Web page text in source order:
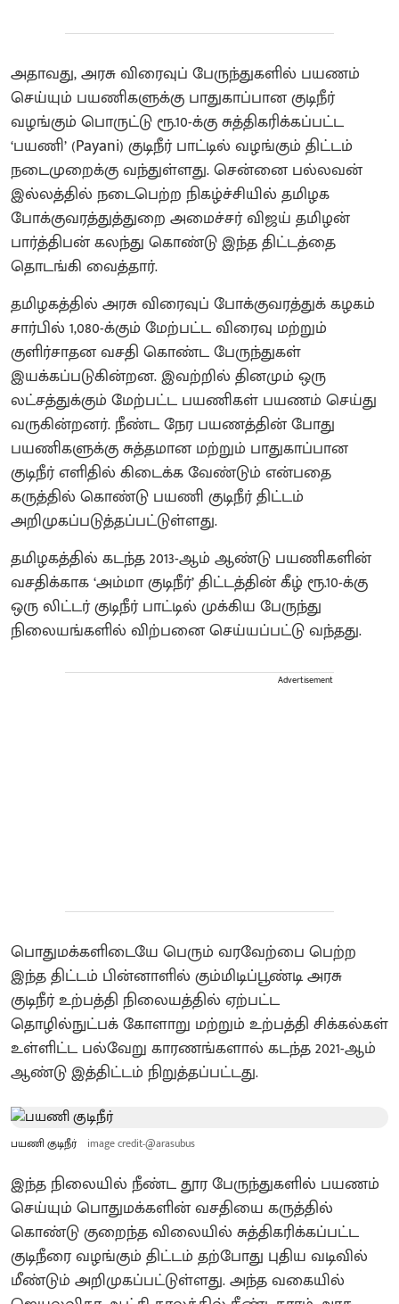
அதாவது, அரசு விரைவுப் பேருந்துகளில் பயணம்
செய்யும் பயணிகளுக்கு பாதுகாப்பான குடிநீர்
வழங்கும் பொருட்டு ரூ.10-க்கு சுத்திகரிக்கப்பட்ட
‘பயணி’ (Payani) குடிநீர் பாட்டில் வழங்கும் திட்டம்
நடைமுறைக்கு வந்துள்ளது. சென்னை பல்லவன்
இல்லத்தில் நடைபெற்ற நிகழ்ச்சியில் தமிழக
போக்குவரத்துத்துறை அமைச்சர் விஜய் தமிழன்
பார்த்திபன் கலந்து கொண்டு இந்த திட்டத்தை
தொடங்கி வைத்தார்.
தமிழகத்தில் அரசு விரைவுப் போக்குவரத்துக் கழகம்
சார்பில் 1,080-க்கும் மேற்பட்ட விரைவு மற்றும்
குளிர்சாதன வசதி கொண்ட பேருந்துகள்
இயக்கப்படுகின்றன. இவற்றில் தினமும் ஒரு
லட்சத்துக்கும் மேற்பட்ட பயணிகள் பயணம் செய்து
வருகின்றனர். நீண்ட நேர பயணத்தின் போது
பயணிகளுக்கு சுத்தமான மற்றும் பாதுகாப்பான
குடிநீர் எளிதில் கிடைக்க வேண்டும் என்பதை
கருத்தில் கொண்டு பயணி குடிநீர் திட்டம்
அறிமுகப்படுத்தப்பட்டுள்ளது.
தமிழகத்தில் கடந்த 2013-ஆம் ஆண்டு பயணிகளின்
வசதிக்காக ‘அம்மா குடிநீர்’ திட்டத்தின் கீழ் ரூ.10-க்கு
ஒரு லிட்டர் குடிநீர் பாட்டில் முக்கிய பேருந்து
நிலையங்களில் விற்பனை செய்யப்பட்டு வந்தது.
Advertisement
பொதுமக்களிடையே பெரும் வரவேற்பை பெற்ற
இந்த திட்டம் பின்னாளில் கும்மிடிப்பூண்டி அரசு
குடிநீர் உற்பத்தி நிலையத்தில் ஏற்பட்ட
தொழில்நுட்பக் கோளாறு மற்றும் உற்பத்தி சிக்கல்கள்
உள்ளிட்ட பல்வேறு காரணங்களால் கடந்த 2021-ஆம்
ஆண்டு இத்திட்டம் நிறுத்தப்பட்டது.
பயணி குடிநீர் image credit-@arasubus
இந்த நிலையில் நீண்ட தூர பேருந்துகளில் பயணம்
செய்யும் பொதுமக்களின் வசதியை கருத்தில்
கொண்டு குறைந்த விலையில் சுத்திகரிக்கப்பட்ட
குடிநீரை வழங்கும் திட்டம் தற்போது புதிய வடிவில்
மீண்டும் அறிமுகப்பட்டுள்ளது. அந்த வகையில்